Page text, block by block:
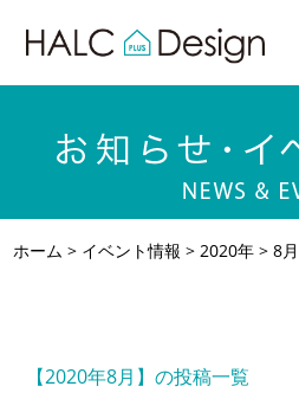
ホーム > イベント情報 > 2020年 > 8月
【2020年8月】の投稿一覧